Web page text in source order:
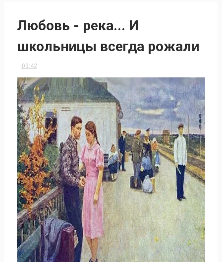
Любовь - река... И
школьницы всегда рожали
03:42